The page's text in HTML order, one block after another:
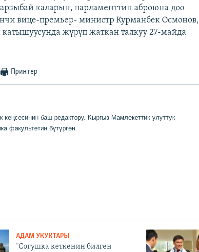
арзыбай каларын, парламенттин аброюна доо
вице-премьер- министр Курманбек Осмонов,
жүрүп жаткан талкуу 27-майда
Принтер
кеңсесинин баш редактору. Кыргыз Мамлекеттикулуттук
факультетин бүтүргөн
АДАМ УКУКТАРЫ
"Согушка кеткенин билген